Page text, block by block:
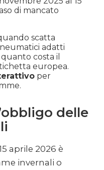
di mancato
scatta
adatti
quanto costa il
europea.
per
delle
aprile 2026 è
invernali o